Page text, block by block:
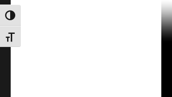
UMSCHALTEN AUF HOHE KONTRASTE
SCHRIFT VERGRÖSSERN